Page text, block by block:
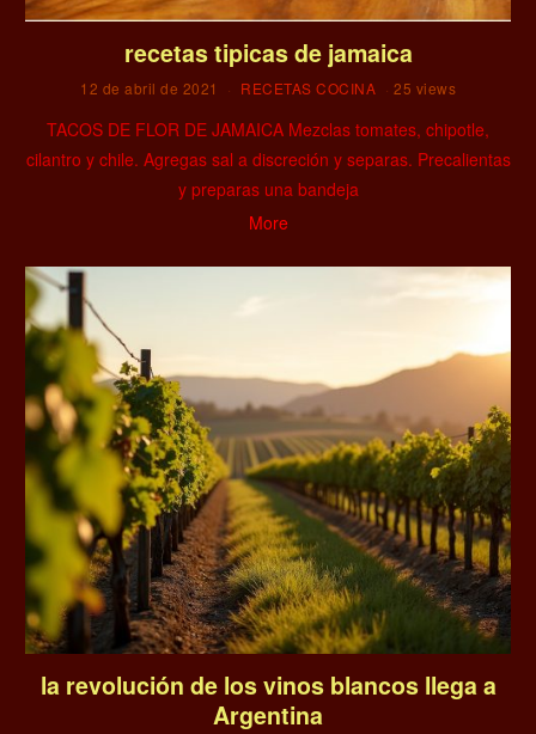
recetas tipicas de jamaica
12 de abril de 2021 RECETAS COCINA 25 views
TACOS DE FLOR DE JAMAICA Mezclas tomates, chipotle,
cilantro y chile. Agregas sal a discreción y separas. Precalientas
y preparas una bandeja
More
la revolución de los vinos blancos llega a
Argentina